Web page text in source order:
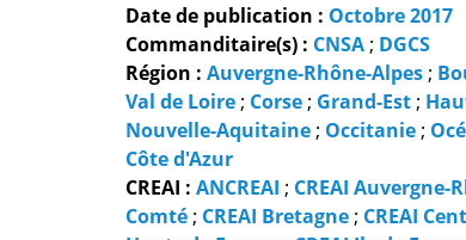
Date de publication : Octobre2017
Commanditaire(s) : CNSA; DGCS
Région : Auvergne-Rhône-Alpes;
Val de Loire; Corse; Grand-Est;
Nouvelle-Aquitaine; Occitanie;
Côte d'Azur
CREAI : ANCREAI ; CREAI Auvergne-
Comté; CREAI Bretagne; CREAI